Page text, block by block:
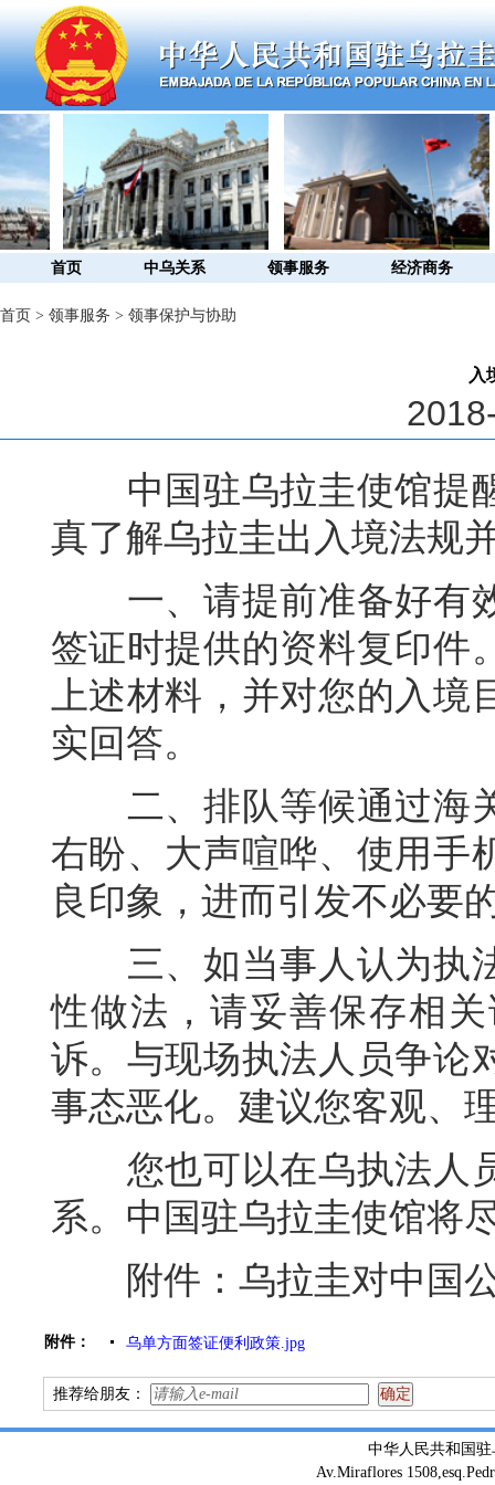
首页 中乌关系 领事服务 经济商务
首页 > 领事服务 > 领事保护与协助
入
中国驻乌拉圭使馆提醒
真了解乌拉圭出入境法规
一、请提前准备好有效
签证时提供的资料复印件
上述材料，并对您的入
实回答。
二、排队等候通过海关
右盼、大声喧哗、使用手
良印象，进而引发不必要
三、如当事人认为执法
性做法，请妥善保存相
诉。与现场执法人员争论
事态恶化。建议您客观、
您也可以在乌执法人员
系。中国驻乌拉圭使馆将
附件：乌拉圭对中国公
附件： 乌单方面签证便利政策.jpg
推荐给朋友：
中华人民共和国
Av.Miraflores